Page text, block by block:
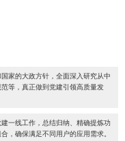
家的大政方针，全面深入研究从中
等，真正做到党建引领高质量发
一线工作，总结归纳、精确提炼功
，确保满足不同用户的应用需求。